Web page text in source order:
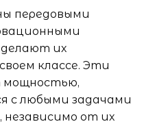
передовыми
их
классе. Эти
с любыми задачами
независимо от их